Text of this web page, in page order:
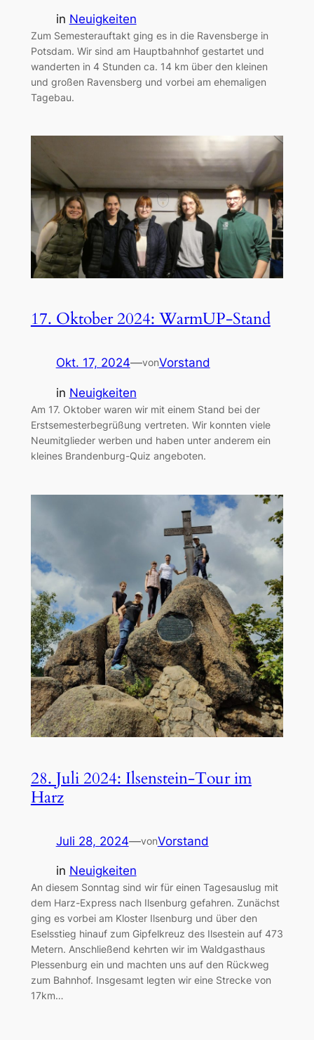
in Neuigkeiten
Zum Semesterauftakt ging es in die Ravensberge in
Potsdam. Wir sind am Hauptbahnhof gestartet und
wanderten in 4 Stunden ca. 14 km über den kleinen
und großen Ravensberg und vorbei am ehemaligen
Tagebau.
17. Oktober 2024: WarmUP-Stand
Okt. 17, 2024—vonVorstand
in Neuigkeiten
Am 17. Oktober waren wir mit einem Stand bei der
Erstsemesterbegrüßung vertreten. Wir konnten viele
Neumitglieder werben und haben unter anderem ein
kleines Brandenburg-Quiz angeboten.
28. Juli 2024: Ilsenstein-Tour im
Harz
Juli 28, 2024—vonVorstand
in Neuigkeiten
An diesem Sonntag sind wir für einen Tagesauslug mit
dem Harz-Express nach Ilsenburg gefahren. Zunächst
ging es vorbei am Kloster Ilsenburg und über den
Eselsstieg hinauf zum Gipfelkreuz des Ilsestein auf 473
Metern. Anschließend kehrten wir im Waldgasthaus
Plessenburg ein und machten uns auf den Rückweg
zum Bahnhof. Insgesamt legten wir eine Strecke von
17km…